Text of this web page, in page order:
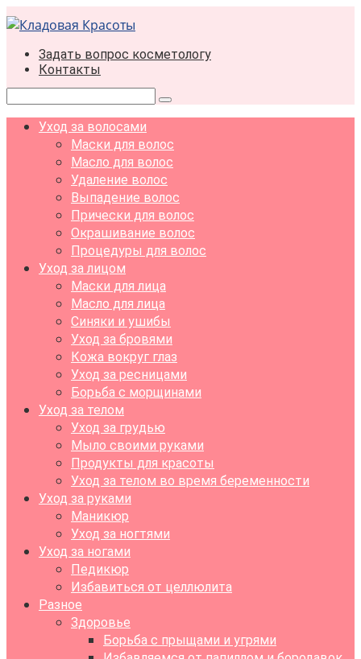
Перейти
к
контентуЗадать вопрос косметологу
Контакты
Поиск:
Уход за волосами
Маски для волос
Масло для волос
Удаление волос
Выпадение волос
Прически для волос
Окрашивание волос
Процедуры для волос
Уход за лицом
Маски для лица
Масло для лица
Синяки и ушибы
Уход за бровями
Кожа вокруг глаз
Уход за ресницами
Борьба с морщинами
Уход за телом
Уход за грудью
Мыло своими руками
Продукты для красоты
Уход за телом во время беременности
Уход за руками
Маникюр
Уход за ногтями
Уход за ногами
Педикюр
Избавиться от целлюлита
Разное
Здоровье
Борьба с прыщами и угрями